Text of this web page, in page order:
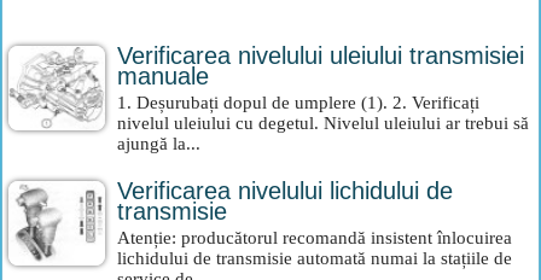
Verificarea nivelului uleiului transmisiei
manuale
1. Deșurubați dopul de umplere (1). 2. Verificați
nivelul uleiului cu degetul. Nivelul uleiului ar trebui să
ajungă la...
Verificarea nivelului lichidului de
transmisie
Atenție: producătorul recomandă insistent înlocuirea
lichidului de transmisie automată numai la stațiile de